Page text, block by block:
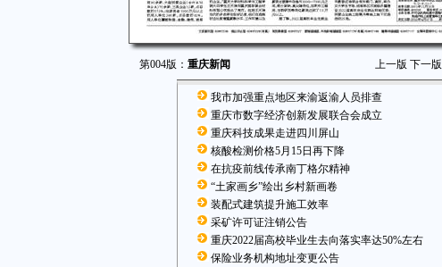
第004版： 重庆新闻 上一版 下一版
我市加强重点地区来渝返渝人员排查
重庆市数字经济创新发展联合会成立
重庆科技成果走进四川屏山
核酸检测价格5月15日再下降
在抗疫前线传承南丁格尔精神
“土家画乡”绘出乡村新画卷
装配式建筑提升施工效率
采矿许可证注销公告
重庆2022届高校毕业生去向落实率达50%左右
保险业务机构地址变更公告